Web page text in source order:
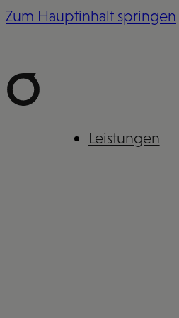
Zum Hauptinhalt springen
Leistungen